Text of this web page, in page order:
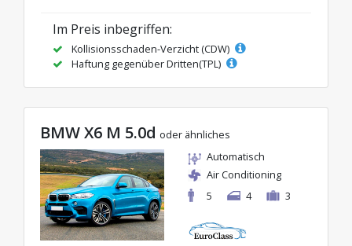
Im Preis inbegriffen:
Kollisionsschaden-Verzicht (CDW)
Haftung gegenüber Dritten(TPL)
BMW X6 M 5.0d oder ähnliches
Automatisch
Air Conditioning
5
4 3